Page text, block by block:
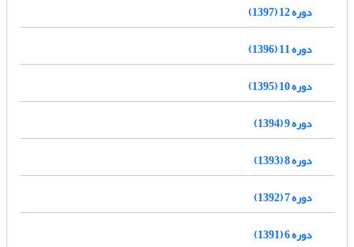
دوره 12 (1397)
دوره 11 (1396)
دوره 10 (1395)
دوره 9 (1394)
دوره 8 (1393)
دوره 7 (1392)
دوره 6 (1391)